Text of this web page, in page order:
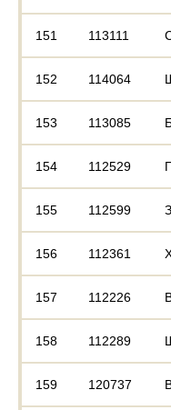
151 113111
152 114064
153 113085
154 112529
155 112599
156 112361
157 112226
158 112289
159 120737